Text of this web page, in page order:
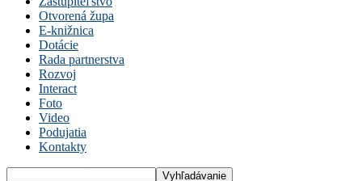
Otvorená župa
E-knižnica
Dotácie
Rada partnerstva
Rozvoj
Interact
Foto
Video
Podujatia
Kontakty